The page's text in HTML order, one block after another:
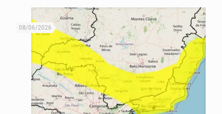
08/06/2026